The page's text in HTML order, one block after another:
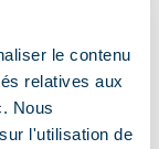
le contenu
relatives aux
Nous
l'utilisation de